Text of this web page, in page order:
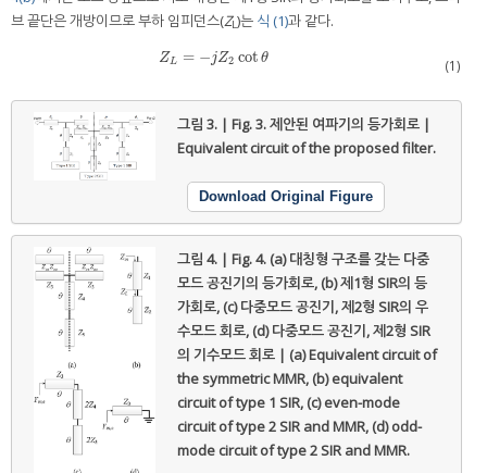
브 끝단은 개방이므로 부하 임피던스(ZL)는 식 (1)과 같다.
ZL = −jZ2 cot θ
Z L= −jZ2cotθ (1)
그림 3. | Fig. 3.제안된 여파기의 등가회로 |
Equivalent circuit of the proposed filter.
Download Original Figure
그림 4. | Fig. 4. (a) 대칭형 구조를 갖는 다중
모드 공진기의 등가회로, (b) 제1형 SIR의 등
가회로, (c) 다중모드 공진기, 제2형 SIR의 우
수모드 회로, (d) 다중모드 공진기, 제2형 SIR
의 기수모드 회로 | (a) Equivalent circuit of
the symmetric MMR, (b) equivalent
circuit of type 1 SIR, (c) even-mode
circuit of type 2 SIR and MMR, (d) odd-
mode circuit of type 2 SIR and MMR.